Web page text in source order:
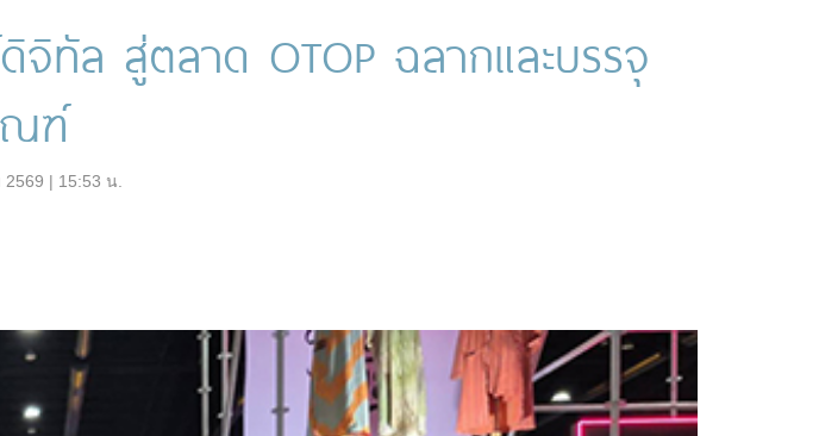
ทัล สู่ตลาด OTOP ฉลากและบรรจุ
ฑ์
2569 | 15:53 น.